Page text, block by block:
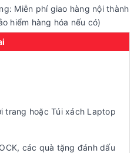
Miễn phí giao hàng nội thành
hiểm hàng hóa nếu có)
trang hoặc Túi xách Laptop
các quà tặng đánh dấu